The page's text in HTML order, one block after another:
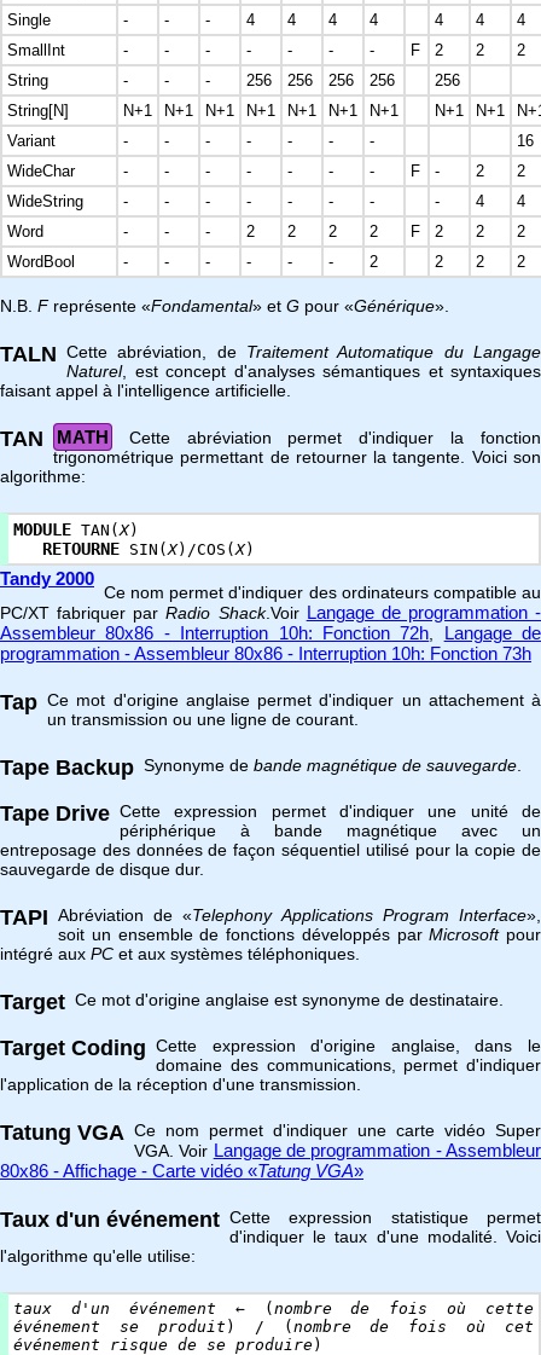
Single
- - - 4 4 4 4 4 4
4
SmallInt
- - - - - - - F 2 2
2
String
- - - 256 256 256 256
256
String[N]
N+1 N+1 N+1 N+1 N+1 N+1 N+1 N+1 N+1
Variant
- - - - - - -
16
WideChar
- - - - - - - F - 2
2
WideString
- - - - - - - - 4
4
Word
- - - 2 2 2 2 F 2 2
2
WordBool
- - - - - - 2 2 2 2
N.B. F représente «Fondamental» et G pour «Générique».
TALN Cette abréviation, de Traitement Automatique du Langage
Naturel, est concept d'analyses sémantiques et syntaxiques
faisant appel à l'intelligence artificielle.
TAN MATH
Cette abréviation permet d'indiquer la fonction
trigonométrique permettant de retourner la tangente. Voici son
algorithme:
MODULE TAN(X)
RETOURNE SIN(X)/COS(X)
Tandy 2000
Ce nom permet d'indiquer des ordinateurs compatible au
PC/XT fabriquer parRadio Shack.Voir Langage de programmation -
Assembleur 80x86 - Interruption 10h: Fonction 72h
Langage de
programmation - Assembleur 80x86 - Interruption 10h: Fonction 73h
Tap Ce mot d'origine anglaise permet d'indiquer un attachement à
un transmission ou une ligne de courant.
Tape Backup Synonyme de bande magnétique de sauvegarde
Tape Drive Cette expression permet d'indiquer une unité de
périphérique à bande magnétique avec un
entreposage des données de façon séquentiel utilisé pour la copie de
sauvegarde de disque dur.
TAPI Abréviation de «Telephony Applications Program Interface»,
soit un ensemble de fonctions développés parMicrosoftpour
intégré aux PC et aux systèmes téléphoniques.
Target Ce mot d'origine anglaise est synonyme de destinataire.
Target Coding Cette expression d'origine anglaise, dans le
domaine des communications, permet d'indiquer
l'application de la réception d'une transmission.
Tatung VGA Ce nom permet d'indiquer une carte vidéo Super
VGA. Voir Langage de programmation - Assembleur
80x86 - Affichage - Carte vidéo «Tatung VGA»
Taux d'un événement Cette expression statistique permet
d'indiquer le taux d'une modalité. Voici
l'algorithme qu'elle utilise:
taux d'un événement ← (nombre de fois où cette
événement se produit ) / (nombre de fois où cet
événement risque de se produire)